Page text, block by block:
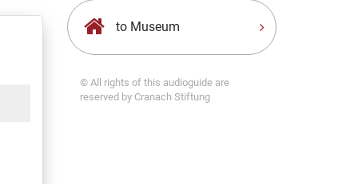
to Museum
© All rights of this audioguide are
reserved by Cranach Stiftung